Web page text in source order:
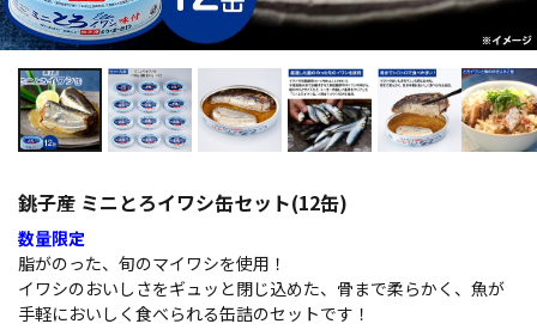
銚子産 ミニとろイワシ缶セット(12缶)
数量限定
脂がのった、旬のマイワシを使用！
イワシのおいしさをギュッと閉じ込めた、骨まで柔らかく、魚が
手軽においしく食べられる缶詰のセットです！